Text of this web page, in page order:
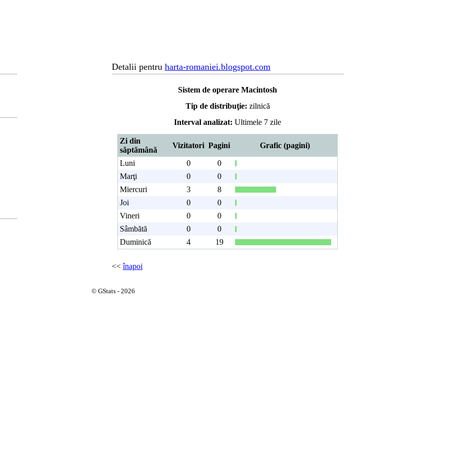
Detalii pentru harta-romaniei.blogspot.com
Sistem de operare Macintosh
Tip de distribuţie: zilnică
Interval analizat: Ultimele 7 zile
Zi din
săptămână
Vizitatori Pagini Grafic (pagini)
Luni 0
0
Marţi
0
0
Miercuri
3
8
Joi
0
0
Vineri
0
0
Sâmbătă
0
0
Duminică
4 19
<<înapoi
© GStats - 2026